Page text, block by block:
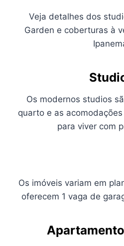
Veja detalhes dos
Garden e coberturas à
Os modernos studios
quarto e as
para viver com
Os imóveis variam em
oferecem 1 vaga de
A